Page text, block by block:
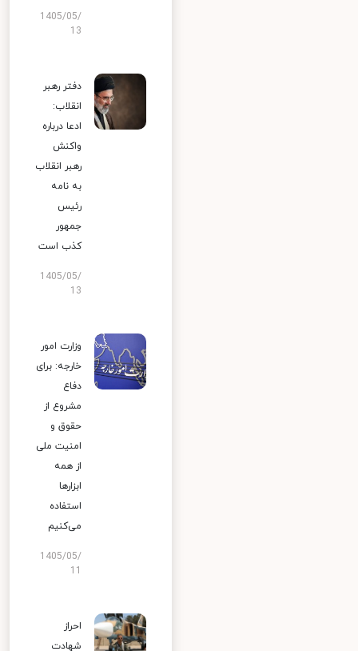
1405/05/
13
دفتر رهبر
انقلاب:
ادعا درباره
واکنش
رهبر انقلاب
به نامه
رئیس
جمهور
کذب است
1405/05/
13
وزارت امور
خارجه: برای
دفاع
مشروع از
حقوق و
امنیت ملی
از همه
ابزارها
استفاده
می‌کنیم
1405/05/
احراز
شهادت